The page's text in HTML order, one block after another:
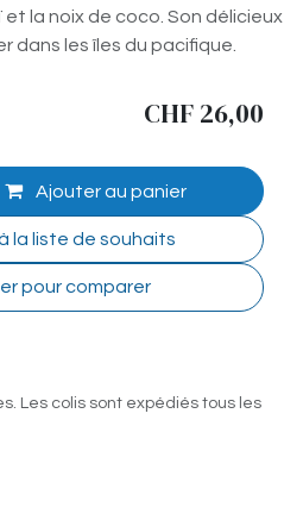
et la noix de coco. Son délicieux
dans les îles du pacifique.
Ajouter au panier
pour comparer
la liste de souhaits
CHF 26,00
Les colis sont expédiés tous les